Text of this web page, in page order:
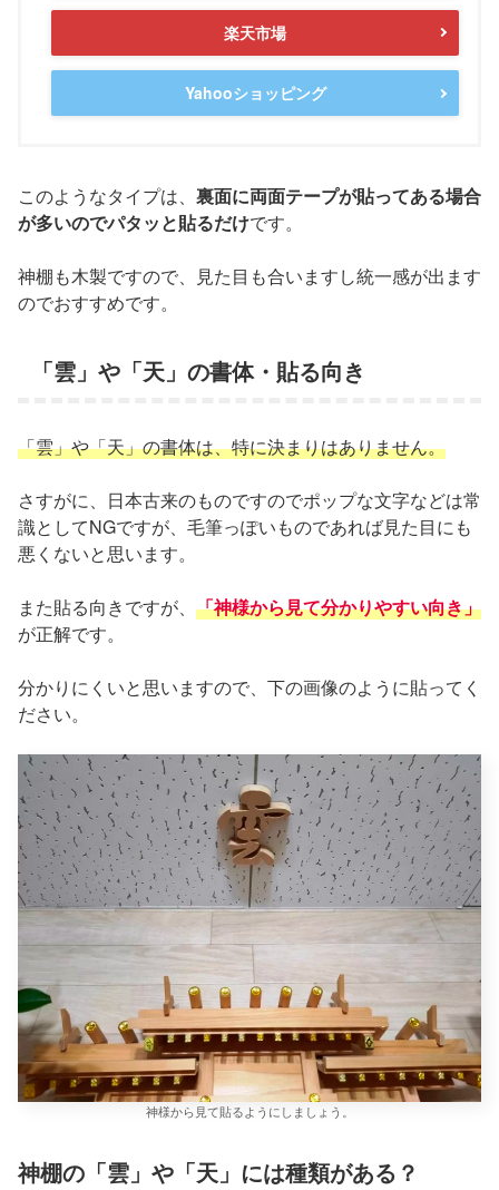
楽天市場
Yahooショッピング
このようなタイプは、 裏面に両面テープが貼ってある場合
が多いのでパタッと貼るだけです。
神棚も木製ですので、見た目も合いますし統一感が出ます
のでおすすめです。
「雲」や「天」の書体・貼る向き
「雲」や「天」の書体は、特に決まりはありません。
さすがに、日本古来のものですのでポップな文字などは常
識としてNGですが、毛筆っぽいものであれば見た目にも
悪くないと思います。
また貼る向きですが、 「神様から見て分かりやすい向き」
が正解です。
分かりにくいと思いますので、下の画像のように貼ってく
ださい。
神様から見て貼るようにしましょう。
神棚の「雲」や「天」には種類がある？